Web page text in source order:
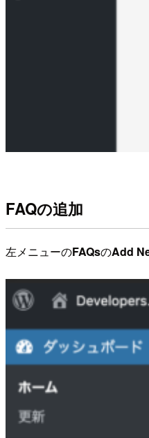
FAQの追加
左メニューのFAQsのAdd